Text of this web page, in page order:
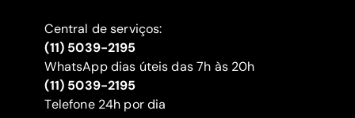
Central de serviços:
(11) 5039-2195
WhatsApp dias úteis das 7h às 20h
(11) 5039-2195
‍Telefone 24h por dia